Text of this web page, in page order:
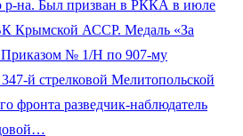
р-на. Был призван в РККА в июле
Крымской АССР. Медаль «За
Приказом № 1/Н по 907-му
й стрелковой Мелитопольской
фронта разведчик-наблюдатель